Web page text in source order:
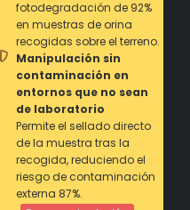
fotodegradación de 92%
en muestras de orina
recogidas sobre el terreno.
Manipulación sin
contaminación en
entornos que no sean
de laboratorio
Permite el sellado directo
de la muestra tras la
recogida, reduciendo el
riesgo de contaminación
externa 87%.